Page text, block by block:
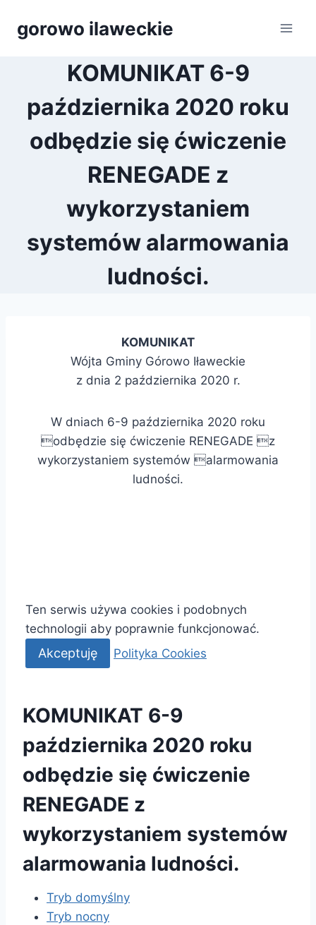
gorowo ilaweckie
KOMUNIKAT 6-9
października 2020 roku
odbędzie się ćwiczenie
RENEGADE z
wykorzystaniem
systemów alarmowania
ludności.
KOMUNIKAT
Wójta Gminy Górowo Iławeckie
z dnia 2 października 2020 r.
W dniach 6-9 października 2020 roku
odbędzie się ćwiczenie RENEGADE z
wykorzystaniem systemów alarmowania
ludności.
Ten serwis używa cookies i podobnych
technologii aby poprawnie funkcjonować.
Akceptuję Polityka Cookies
KOMUNIKAT 6-9
października 2020 roku
odbędzie się ćwiczenie
RENEGADE z
wykorzystaniem systemów
alarmowania ludności.
Tryb domyślny
Tryb nocny